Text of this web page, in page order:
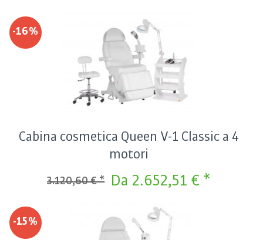
-16%
Cabina cosmetica Queen V-1 Classic a 4
motori
Da 2.652,51 € *
3.120,60 € *
-15%